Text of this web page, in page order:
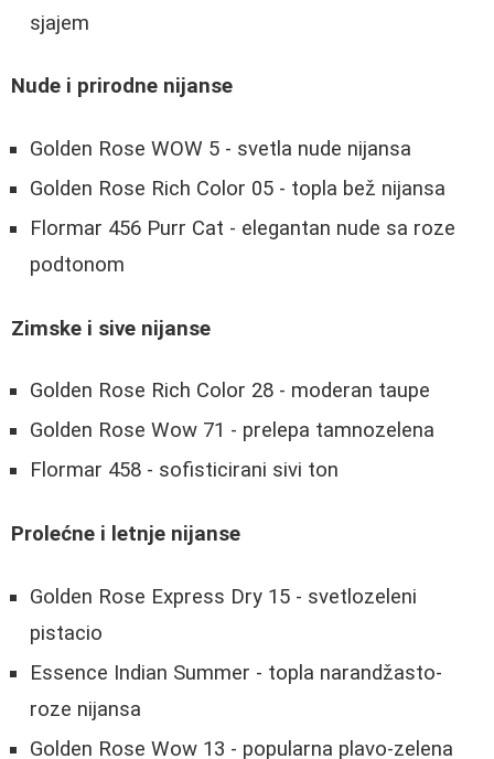
sjajem
Nude i prirodne nijanse
Golden Rose WOW 5 - svetla nude nijansa
Golden Rose Rich Color 05 - topla bež nijansa
Flormar 456 Purr Cat - elegantan nude sa roze
podtonom
Zimske i sive nijanse
Golden Rose Rich Color 28 - moderan taupe
Golden Rose Wow 71 - prelepa tamnozelena
Flormar 458 - sofisticirani sivi ton
Prolećne i letnje nijanse
Golden Rose Express Dry 15 - svetlozeleni
pistacio
Essence Indian Summer - topla narandžasto-
roze nijansa
Golden Rose Wow 13 - popularna plavo-zelena